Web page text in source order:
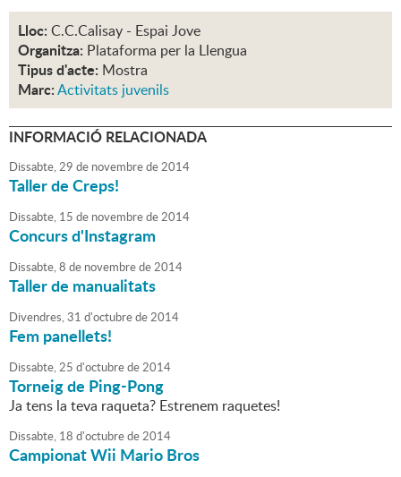
Lloc: C.C.Calisay - Espai Jove
Organitza: Plataforma per la Llengua
Tipus d'acte: Mostra
Marc:Activitats juvenils
INFORMACIÓ RELACIONADA
Dissabte,29 de novembrede2014
Taller de Creps!
Dissabte, 15 de novembrede2014
Concurs d'Instagram
Dissabte,8 de novembrede2014
Taller de manualitats
Divendres,31 d'octubrede2014
Fem panellets!
Dissabte,25 d'octubrede2014
Torneig de Ping-Pong
Ja tens la teva raqueta? Estrenem raquetes!
Dissabte, 18 d'octubrede2014
Campionat Wii Mario Bros